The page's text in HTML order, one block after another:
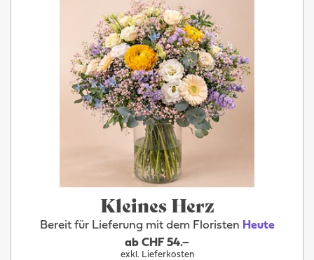
Kleines Herz
Bereit für Lieferung mit dem Floristen Heute
ab CHF 54.–
exkl. Lieferkosten